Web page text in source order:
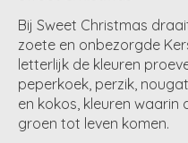
Bij Sweet Christmas
zoete en onbezorgde
letterlijk de kleuren
peperkoek, perzik,
en kokos, kleuren waarin
groen tot leven komen.